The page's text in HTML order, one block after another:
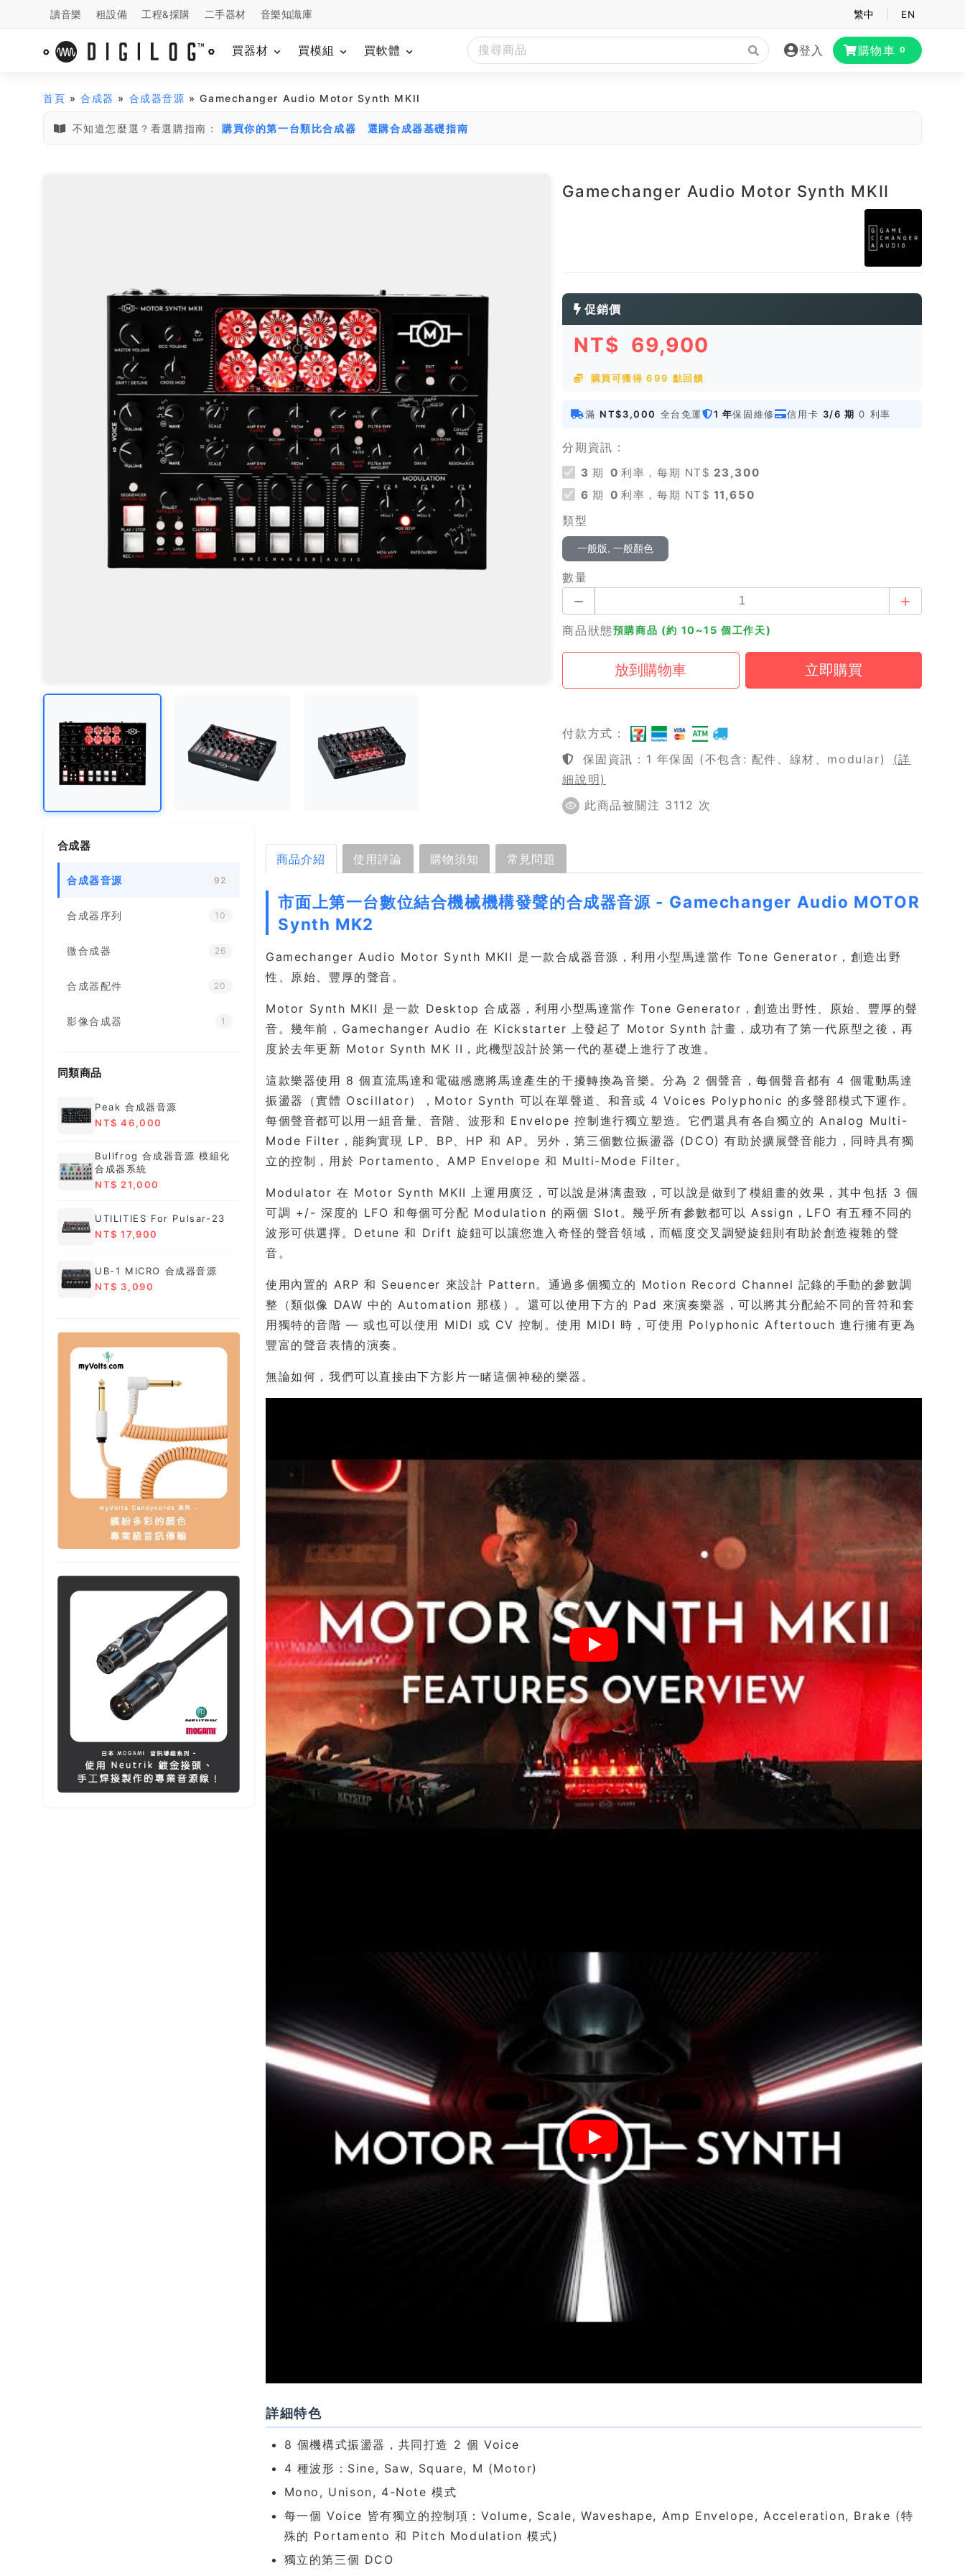
讀音樂 租設備 工程&採購 二手器材 音樂知識庫 繁中 EN
買器材 買模組 買軟體 登入 購物車 0
首頁 »合成器 » 合成器音源 » Gamechanger Audio Motor Synth MKII
不知道怎麼選？看選購指南： 購買你的第一台類比合成器 選購合成器基礎指南
Gamechanger Audio Motor Synth MKII
促銷價
NT$ 69,900
購買可獲得 699 點回饋
滿 NT$3,000 全台免運 1 年保固維修 信用卡 3/6 期 0 利率
分期資訊：
3 期 0 利率，每期 NT$ 23,300
6 期 0 利率，每期 NT$ 11,650
類型
一般版, 一般顏色
數量
商品狀態預購商品 (約 10~15 個工作天)
付款方式：
保固資訊：1 年保固 (不包含: 配件、線材、modular)
(詳
細說明)
此商品被關注 3112 次
合成器
合成器音源 92
合成器序列 10
微合成器 26
合成器配件 20
影像合成器 1
同類商品
Peak 合成器音源
NT$ 46,000
Bullfrog 合成器音源 模組化
合成器系統
NT$ 21,000
UTILITIES For Pulsar-23
NT$ 17,900
UB-1 MICRO 合成器音源
NT$ 3,090
商品介紹 使用評論 購物須知 常見問題
市面上第一台數位結合機械機構發聲的合成器音源 - Gamechanger Audio MOTOR
Synth MK2
Gamechanger Audio Motor Synth MKII 是一款合成器音源，利用小型馬達當作 Tone Generator，創造出野
性、原始、豐厚的聲音。
Motor Synth MKII 是一款 Desktop 合成器，利用小型馬達當作 Tone Generator，創造出野性、原始、豐厚的聲
音。幾年前，Gamechanger Audio 在 Kickstarter 上發起了 Motor Synth 計畫，成功有了第一代原型之後，再
度於去年更新 Motor Synth MK II，此機型設計於第一代的基礎上進行了改進。
這款樂器使用 8 個直流馬達和電磁感應將馬達產生的干擾轉換為音樂。分為 2 個聲音，每個聲音都有 4 個電動馬達
振盪器（實體 Oscillator），Motor Synth 可以在單聲道、和音或 4 Voices Polyphonic 的多聲部模式下運作。
每個聲音都可以用一組音量、音階、波形和 Envelope 控制進行獨立塑造。它們還具有各自獨立的 Analog Multi-
Mode Filter，能夠實現 LP、BP、HP 和 AP。另外，第三個數位振盪器 (DCO) 有助於擴展聲音能力，同時具有獨
立的控制，用於 Portamento、AMP Envelope 和 Multi-Mode Filter。
Modulator 在 Motor Synth MKII 上運用廣泛，可以說是淋漓盡致，可以說是做到了模組畫的效果，其中包括 3 個
可調 +/- 深度的 LFO 和每個可分配 Modulation 的兩個 Slot。幾乎所有參數都可以 Assign，LFO 有五種不同的
波形可供選擇。Detune 和 Drift 旋鈕可以讓您進入奇怪的聲音領域，而幅度交叉調變旋鈕則有助於創造複雜的聲
音。
使用內置的 ARP 和 Seuencer 來設計 Pattern。通過多個獨立的 Motion Record Channel 記錄的手動的參數調
整（類似像 DAW 中的 Automation 那樣）。還可以使用下方的 Pad 來演奏樂器，可以將其分配給不同的音符和套
用獨特的音階 — 或也可以使用 MIDI 或 CV 控制。使用 MIDI 時，可使用 Polyphonic Aftertouch 進行擁有更為
豐富的聲音表情的演奏。
無論如何，我們可以直接由下方影片一睹這個神秘的樂器。
詳細特色
8 個機構式振盪器，共同打造 2 個 Voice
4 種波形：Sine, Saw, Square, M (Motor)
Mono, Unison, 4-Note 模式
每一個 Voice 皆有獨立的控制項：Volume, Scale, Waveshape, Amp Envelope, Acceleration, Brake (特
殊的 Portamento 和 Pitch Modulation 模式)
獨立的第三個 DCO